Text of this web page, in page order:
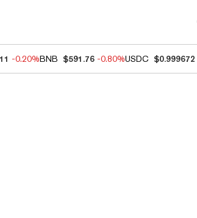
-0.20%BNB $591.76 -0.80%USDC $0.999672